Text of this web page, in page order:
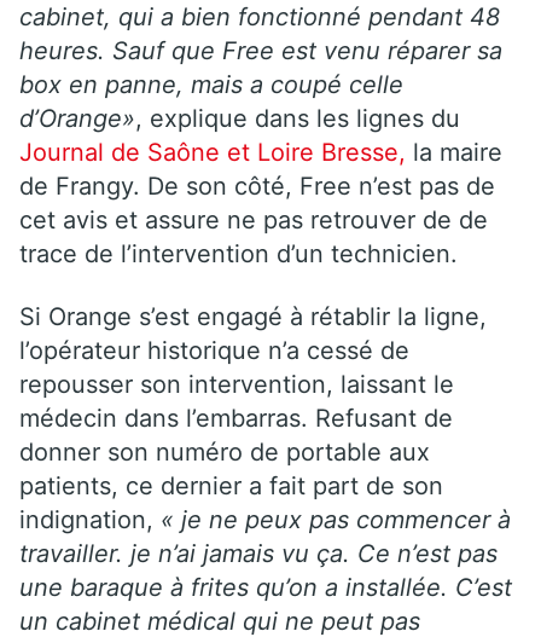
cabinet, qui a bien fonctionné pendant 48
heures. Sauf que Free est venu réparer sa
box en panne, mais a coupé celle
d’Orange», explique dans les lignes du
Journal de Saône et Loire Bresse, la maire
de Frangy. De son côté, Free n’est pas de
cet avis et assure ne pas retrouver de de
trace de l’intervention d’un technicien.
Si Orange s’est engagé à rétablir la ligne,
l’opérateur historique n’a cessé de
repousser son intervention, laissant le
médecin dans l’embarras. Refusant de
donner son numéro de portable aux
patients, ce dernier a fait part de son
indignation, « je ne peux pas commencer à
travailler. je n’ai jamais vu ça. Ce n’est pas
une baraque à frites qu’on a installée. C’est
un cabinet médical qui ne peut pas